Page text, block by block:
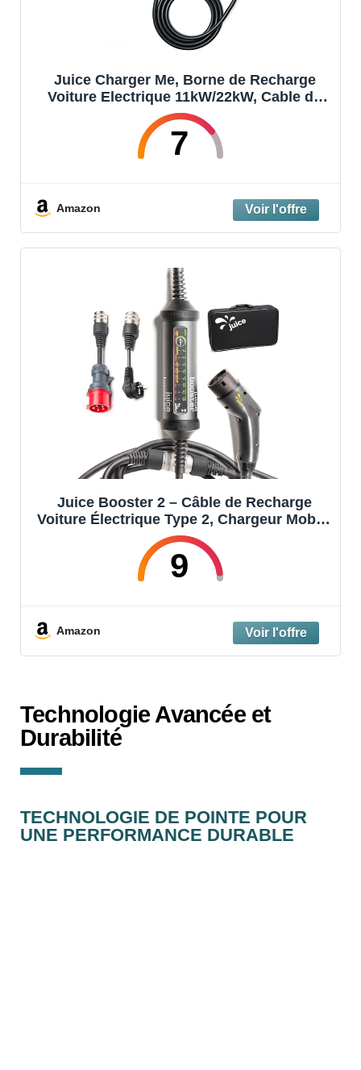
Juice Charger Me, Borne de Recharge
Voiture Electrique 11kW/22kW, Cable de
Recharge Type 2 Compatible avec Tous
Les Véhicules Électriques, Facile à
Installer, Étanche et Résistant, Activé par
7
Amazon
Juice Booster 2 – Câble de Recharge
Voiture Électrique Type 2, Chargeur Mobile
22kW Triphasé, Étanche IP67, Antichoc,
Compatible Prises CEE et Schuko, Idéal
pour Maison et Voyage
9
Amazon
Technologie Avancée et
Durabilité
TECHNOLOGIE DE POINTE POUR
UNE PERFORMANCE DURABLE